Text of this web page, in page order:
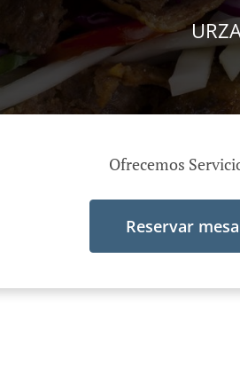
Ofrecemos
Reservar mesa